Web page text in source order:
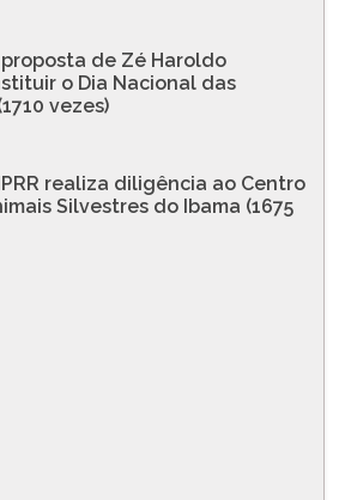
de Zé Haroldo
o Dia Nacional das
vezes)
realiza diligência ao Centro
Silvestres do Ibama (1675